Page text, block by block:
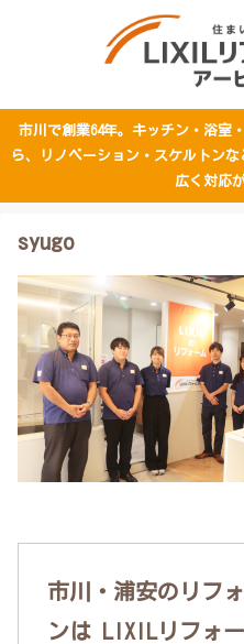
市川で創業64年。キッチン・浴室
ら、リノベーション・スケルトン
広く対応
syugo
市川・浦安のリフ
ンは LIXILリフォ